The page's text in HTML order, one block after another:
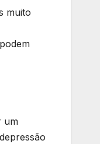
muito
um